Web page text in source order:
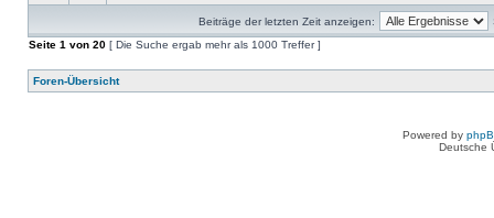
Beiträge der letzten Zeit anzeigen:
Seite 1 von 20 [ Die Suche ergab mehr als 1000 Treffer ]
Foren-Übersicht
Powered by
Deutsche